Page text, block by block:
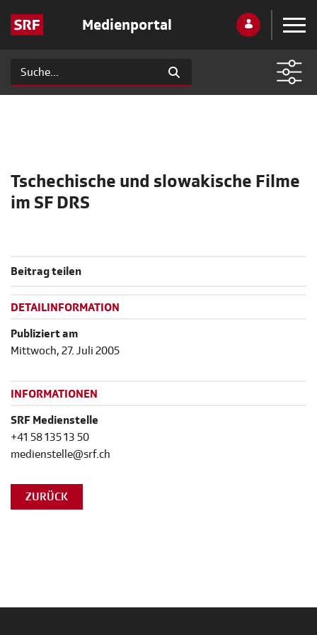
Medienportal
Tschechische und slowakische Filme
im SF DRS
Beitrag teilen
DETAILINFORMATION
Publiziert am
Mittwoch, 27. Juli 2005
INFORMATIONEN
SRF Medienstelle
+41 58 135 13 50
medienstelle@srf.ch
ZURÜCK